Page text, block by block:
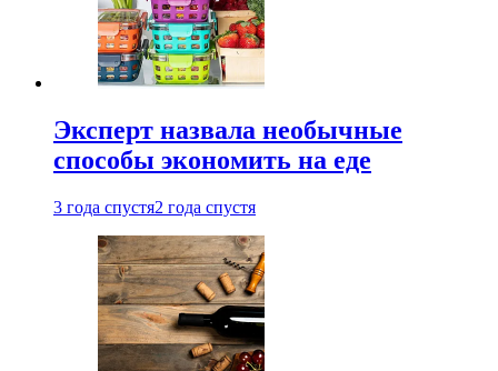
Эксперт назвала необычные
способы экономить на еде
3 года спустя2 года спустя